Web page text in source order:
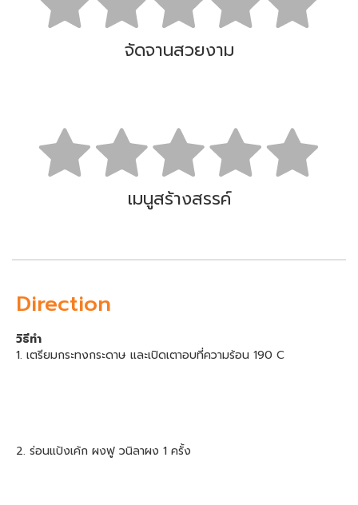
จัดจานสวยงาม
เมนูสร้างสรรค์
Direction
วิธีทำ
1. เตรียมกระทงกระดาษ และเปิดเตาอบที่ความร้อน 190 C
2. ร่อนแป้งเค้ก ผงฟู วนิลาผง 1 ครั้ง